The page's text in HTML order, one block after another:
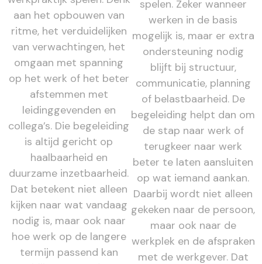
aan het opbouwen van
ritme, het verduidelijken
van verwachtingen, het
omgaan met spanning
op het werk of het beter
afstemmen met
leidinggevenden en
collega’s. Die begeleiding
is altijd gericht op
haalbaarheid en
duurzame inzetbaarheid.
Dat betekent niet alleen
kijken naar wat vandaag
nodig is, maar ook naar
hoe werk op de langere
termijn passend kan
spelen. Zeker wanneer
werken in de basis
mogelijk is, maar er extra
ondersteuning nodig
blijft bij structuur,
communicatie, planning
of belastbaarheid. De
begeleiding helpt dan om
de stap naar werk of
terugkeer naar werk
beter te laten aansluiten
op wat iemand aankan.
Daarbij wordt niet alleen
gekeken naar de persoon,
maar ook naar de
werkplek en de afspraken
met de werkgever. Dat